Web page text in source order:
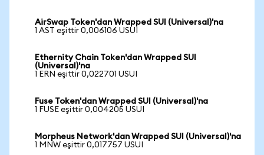
AirSwap Token'dan Wrapped SUI (Universal)'na
1 AST eşittir 0,006106 USUI
Ethernity Chain Token'dan Wrapped SUI
(Universal)'na
1 ERN eşittir 0,022701 USUI
Fuse Token'dan Wrapped SUI (Universal)'na
1 FUSE eşittir 0,004205 USUI
Morpheus Network'dan Wrapped SUI (Universal)'na
1 MNW eşittir 0,017757 USUI